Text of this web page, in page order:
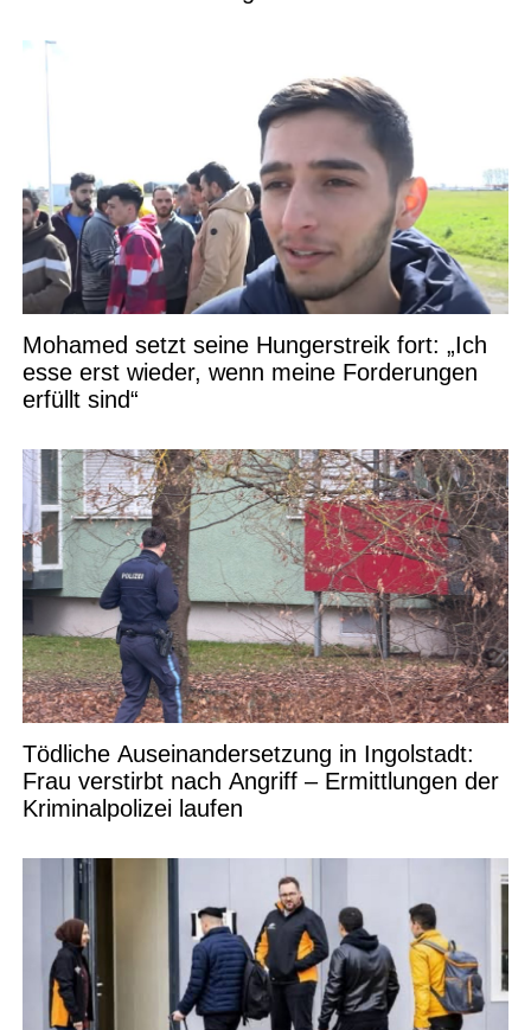
Mohamed setzt seine Hungerstreik fort: „Ich
esse erst wieder, wenn meine Forderungen
erfüllt sind“
Tödliche Auseinandersetzung in Ingolstadt:
Frau verstirbt nach Angriff – Ermittlungen der
Kriminalpolizei laufen